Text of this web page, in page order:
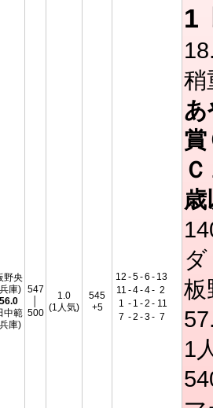
野央
庫)
56.0
中範
庫)
547
500
1.0
(1人気)
545
+5
12 -5-6 - 13
11 -4-4- 2
1 - 1 -2 - 11
7 -2 -3- 7
1
稍
賞
1